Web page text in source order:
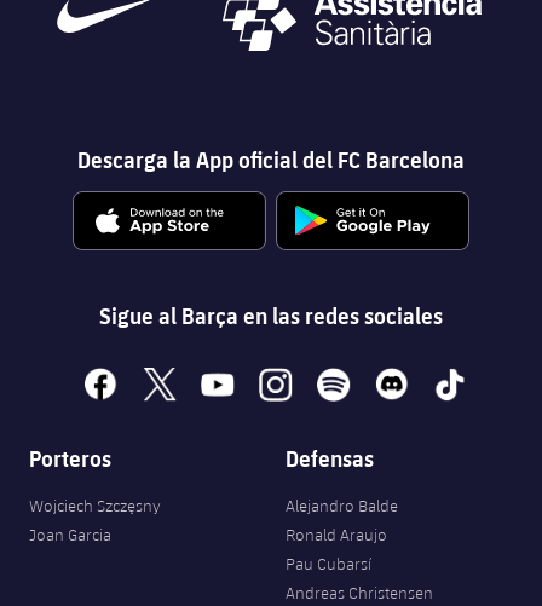
Descarga la App oficial del FC Barcelona
Sigue al Barça en las redes sociales
facebook
x youtubeinstagramspotify discord tiktok
Porteros
Wojciech Szczęsny
Joan Garcia
Defensas
Alejandro Balde
Ronald Araujo
Pau Cubarsí
Andreas Christensen